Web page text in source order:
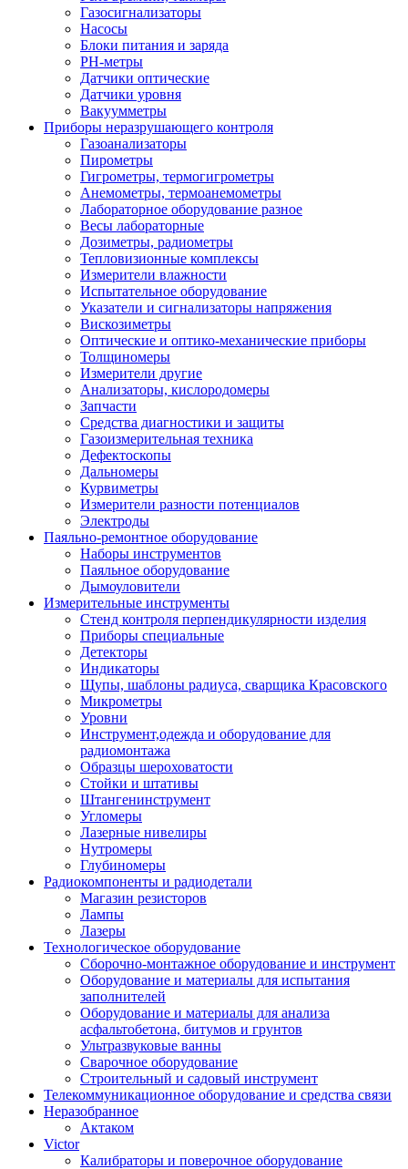
Газосигнализаторы
Насосы
Блоки питания и заряда
PH-метры
Датчики оптические
Датчики уровня
Вакуумметры
Приборы неразрушающего контроля
Газоанализаторы
Пирометры
Гигрометры, термогигрометры
Анемометры, термоанемометры
Лабораторное оборудование разное
Весы лабораторные
Дозиметры, радиометры
Тепловизионные комплексы
Измерители влажности
Испытательное оборудование
Указатели и сигнализаторы напряжения
Вискозиметры
Оптические и оптико-механические приборы
Толщиномеры
Измерители другие
Анализаторы, кислородомеры
Запчасти
Средства диагностики и защиты
Газоизмерительная техника
Дефектоскопы
Дальномеры
Курвиметры
Измерители разности потенциалов
Электроды
Паяльно-ремонтное оборудование
Наборы инструментов
Паяльное оборудование
Дымоуловители
Измерительные инструменты
Стенд контроля перпендикулярности изделия
Приборы специальные
Детекторы
Индикаторы
Щупы, шаблоны радиуса, сварщика Красовского
Микрометры
Уровни
Инструмент,одежда и оборудование для
радиомонтажа
Образцы шероховатости
Стойки и штативы
Штангенинструмент
Угломеры
Лазерные нивелиры
Нутромеры
Глубиномеры
Радиокомпоненты и радиодетали
Магазин резисторов
Лампы
Лазеры
Технологическое оборудование
Сборочно-монтажное оборудование и инструмент
Оборудование и материалы для испытания
заполнителей
Оборудование и материалы для анализа
асфальтобетона, битумов и грунтов
Ультразвуковые ванны
Сварочное оборудование
Строительный и садовый инструмент
Телекоммуникационное оборудование и средства связи
Неразобранное
Актаком
Victor
Калибраторы и поверочное оборудование